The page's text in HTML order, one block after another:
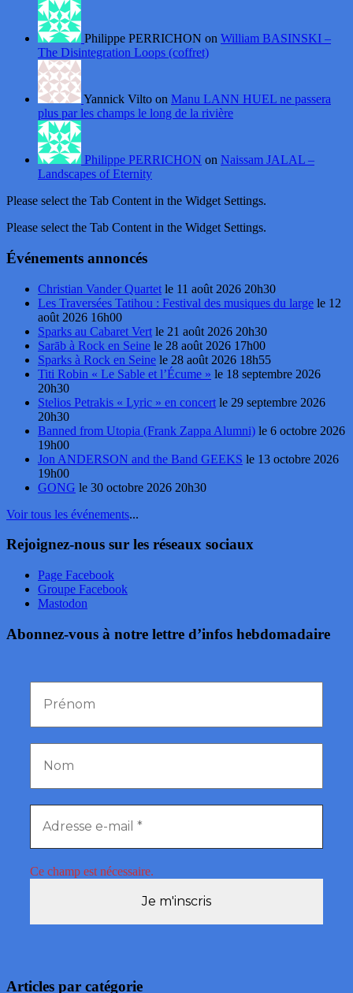
Philippe PERRICHON on William BASINSKI –
The Disintegration Loops (coffret)
Yannick Vilto on Manu LANN HUEL ne passera
plus par les champs le long de la rivière
Philippe PERRICHON on Naissam JALAL –
Landscapes of Eternity
Please select the Tab Content in the Widget Settings.
Please select the Tab Content in the Widget Settings.
Événements annoncés
Christian Vander Quartet le 11 août 2026 20h30
Les Traversées Tatihou : Festival des musiques du large le 12
août 2026 16h00
Sparks au Cabaret Vert le 21 août 2026 20h30
Sarāb à Rock en Seine le 28 août 2026 17h00
Sparks à Rock en Seine le 28 août 2026 18h55
Titi Robin « Le Sable et l’Écume » le 18 septembre 2026
20h30
Stelios Petrakis « Lyric » en concert le 29 septembre 2026
20h30
Banned from Utopia (Frank Zappa Alumni) le 6 octobre 2026
19h00
Jon ANDERSON and the Band GEEKS le 13 octobre 2026
19h00
GONG le 30 octobre 2026 20h30
Voir tous les événements...
Rejoignez-nous sur les réseaux sociaux
Page Facebook
Groupe Facebook
Mastodon
Abonnez-vous à notre lettre d’infos hebdomadaire
Ce champ est nécessaire.
Articles par catégorie